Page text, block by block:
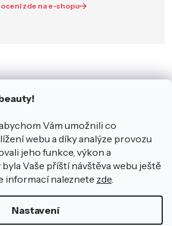
Vám umožnili co
webu a díky analýze provozu
jeho funkce, výkon a
Vaše příští návštěva webu ještě
informací naleznete zde.
Nastavení
zde na e-shopu
Instagramu